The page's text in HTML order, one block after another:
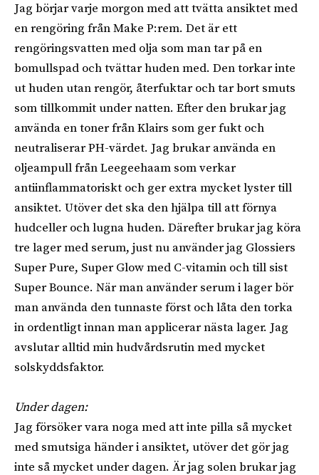
Jag börjar varje morgon med att tvätta ansiktet med
en rengöring från Make P:rem. Det är ett
rengöringsvatten med olja som man tar på en
bomullspad och tvättar huden med. Den torkar inte
ut huden utan rengör, återfuktar och tar bort smuts
som tillkommit under natten. Efter den brukar jag
använda en toner från Klairs som ger fukt och
neutraliserar PH-värdet. Jag brukar använda en
oljeampull från Leegeehaam som verkar
antiinflammatoriskt och ger extra mycket lyster till
ansiktet. Utöver det ska den hjälpa till att förnya
hudceller och lugna huden. Därefter brukar jag köra
tre lager med serum, just nu använder jag Glossiers
Super Pure, Super Glow med C-vitamin och till sist
Super Bounce. När man använder serum i lager bör
man använda den tunnaste först och låta den torka
in ordentligt innan man applicerar nästa lager. Jag
avslutar alltid min hudvårdsrutin med mycket
solskyddsfaktor.
Under dagen:
Jag försöker vara noga med att inte pilla så mycket
med smutsiga händer i ansiktet, utöver det gör jag
inte så mycket under dagen. Är jag solen brukar jag